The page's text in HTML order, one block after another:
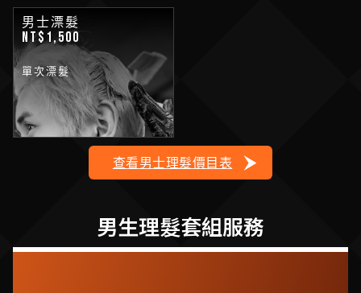
男士漂髮
NT$1,500
單次漂髮
查看男士理髮價目表
男生理髮套組服務